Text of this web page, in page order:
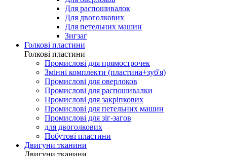
Для распошивалок
Для двоголкових
Для петельних машин
Зигзаг
Голкові пластини
Голкові пластини
Промислові для прямострочек
Змінні комплекти (пластина+зуб'я)
Промислові для оверлоков
Промислові для распошивалки
Промислові для закріпкових
Промислові для петельних машин
Промислові для зіг-загов
для двоголкових
Побутові пластини
Двигуни тканини
Двигуни тканини